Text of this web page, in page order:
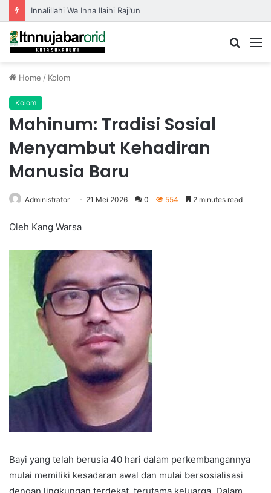
Innalillahi Wa Inna Ilaihi Raji’un
Home / Kolom
Kolom
Mahinum: Tradisi Sosial
Menyambut Kehadiran
Manusia Baru
Administrator 21 Mei 2026 0 554 2 minutes read
Oleh Kang Warsa
Bayi yang telah berusia 40 hari dalam perkembangannya
mulai memiliki kesadaran awal dan mulai bersosialisasi